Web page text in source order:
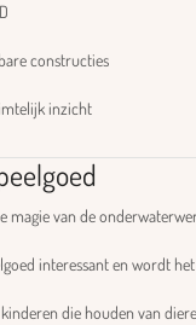
constructies
inzicht
magie van de
interessant en wordt
die houden van